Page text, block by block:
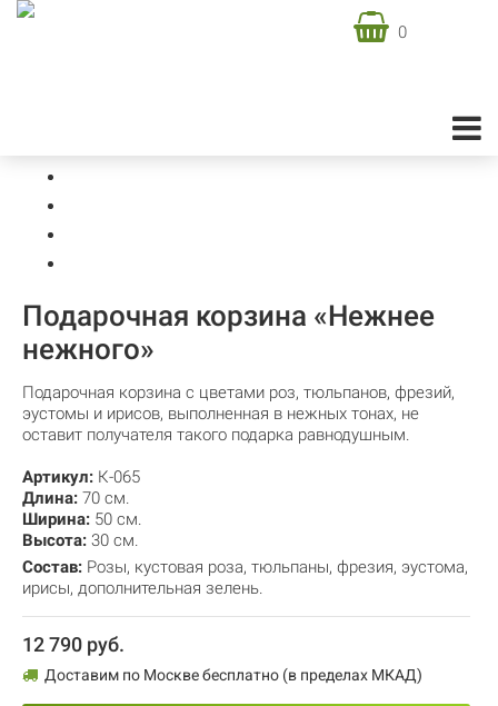
0
Подарочная корзина «Нежнее
нежного»
Подарочная корзина с цветами роз, тюльпанов, фрезий,
эустомы и ирисов, выполненная в нежных тонах, не
оставит получателя такого подарка равнодушным.
Артикул: К-065
Длина: 70 см.
Ширина: 50 см.
Высота: 30 см.
Состав: Розы, кустовая роза, тюльпаны, фрезия, эустома,
ирисы, дополнительная зелень.
12 790 руб.
Доставим по Москве бесплатно (в пределах МКАД)